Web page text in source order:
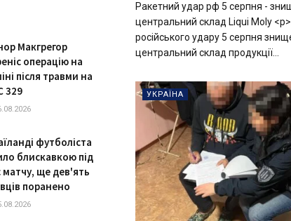
Макгрегор
операцію на
після травми на
329
футболіста
блискавкою під
матчу, ще дев'ять
поранено
Ракетний удар рф 5 серпня -
центральний склад Liqui Moly
російського удару 5 серпня
центральний склад продукції...
УКРАЇНА